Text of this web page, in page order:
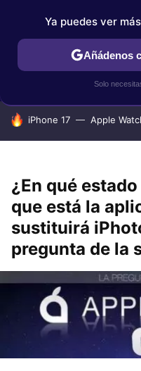
IPHONE TUTORIALES
HOY SE HABLA DE
iPhone 17 Apple
¿En qué
que está la
sustituirá
pregunta de la
Ya puedes ver
Añádenos
Solo